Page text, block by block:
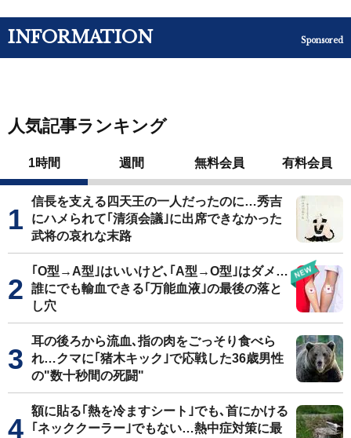
INFORMATION Sponsored
人気記事ランキング
1時間 週間 無料会員 有料会員
信長を支える四天王の一人だったのに…秀吉
にハメられて｢清須会議｣に出席できなかった
武将の哀れな末路
｢O型→A型｣はいいけど､｢A型→O型｣はダメ…
誰にでも輸血できる｢万能血液｣の最後の落と
し穴
耳の後ろから流血､指の肉をごっそり食べら
れ…クマに｢猪木キック｣で応戦した36歳男性
の"数十秒間の死闘"
額に貼る｢熱を冷ますシート｣でも､首にかける
｢ネッククーラー｣でもない…熱中症対策に最